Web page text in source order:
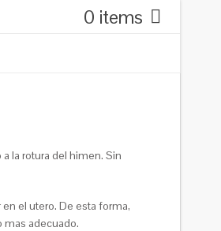
0 items
la rotura del himen. Sin
el utero. De esta forma,
mas adecuado.